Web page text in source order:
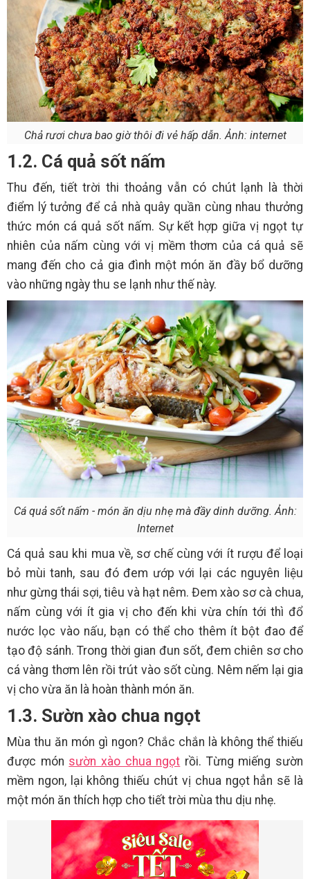
Chả rươi chưa bao giờ thôi đi vẻ hấp dẫn. Ảnh: internet
1.2. Cá quả sốt nấm
Thu đến, tiết trời thi thoảng vẫn có chút lạnh là thời
điểm lý tưởng để cả nhà quây quần cùng nhau thưởng
thức món cá quả sốt nấm. Sự kết hợp giữa vị ngọt tự
nhiên của nấm cùng với vị mềm thơm của cá quả sẽ
mang đến cho cả gia đình một món ăn đầy bổ dưỡng
vào những ngày thu se lạnh như thế này.
Cá quả sốt nấm - món ăn dịu nhẹ mà đầy dinh dưỡng. Ảnh:
Internet
Cá quả sau khi mua về, sơ chế cùng với ít rượu để loại
bỏ mùi tanh, sau đó đem ướp với lại các nguyên liệu
như gừng thái sợi, tiêu và hạt nêm. Đem xào sơ cà chua,
nấm cùng với ít gia vị cho đến khi vừa chín tới thì đổ
nước lọc vào nấu, bạn có thể cho thêm ít bột đao để
tạo độ sánh. Trong thời gian đun sốt, đem chiên sơ cho
cá vàng thơm lên rồi trút vào sốt cùng. Nêm nếm lại gia
vị cho vừa ăn là hoàn thành món ăn.
1.3. Sườn xào chua ngọt
Mùa thu ăn món gì ngon? Chắc chắn là không thể thiếu
được món sườn xào chua ngọt rồi. Từng miếng sườn
mềm ngon, lại không thiếu chút vị chua ngọt hẳn sẽ là
một món ăn thích hợp cho tiết trời mùa thu dịu nhẹ.